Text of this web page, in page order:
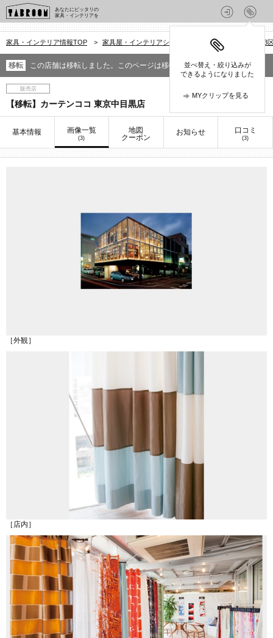
あなたにピッタリの
家具・インテリアを
並べ替え・絞り込みが
できるようになりました
MYクリップを見る
家具・インテリア情報TOP > 家具屋・インテリアショップを探す > 23
移転 この店舗は移転しました。このページは移転前の情報です。
販売店
【移転】カーテンココ 東京中目黒店
基本情報 画像一覧
(3)
地図
クーポン
お知らせ 口コミ
(3)
［外観］
［店内］